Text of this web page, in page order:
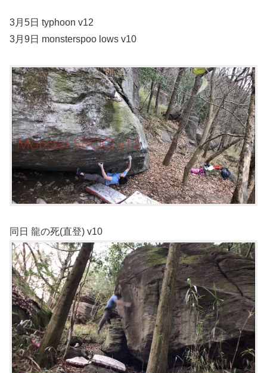
3月5日 typhoon v12
3月9日 monsterspoo lows v10
同日 龍の死(直登) v10